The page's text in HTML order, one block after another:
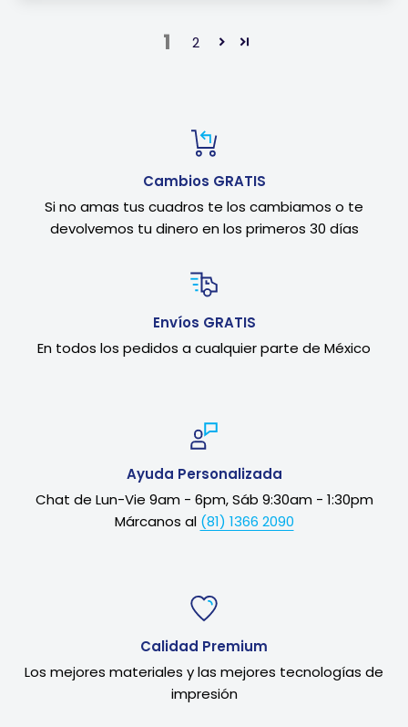
1 2
Cambios GRATIS
Si no amas tus cuadros te los cambiamos o te
devolvemos tu dinero en los primeros 30 días
Envíos GRATIS
En todos los pedidos a cualquier parte de México
Ayuda Personalizada
Chat de Lun-Vie 9am - 6pm, Sáb 9:30am - 1:30pm
Márcanos al (81) 1366 2090
Calidad Premium
Los mejores materiales y las mejores tecnologías de
impresión